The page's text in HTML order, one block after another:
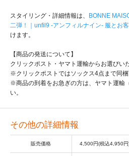
スタイリング・詳細情報は、
BONNE
二弾！｜unfil9 -アンフィルナイン- 服とお客
けます。
【商品の発送について】
クリックポスト・ヤマト運輸からお選びい
※クリックポストではソックス4点まで同梱
※商品の到着をお急ぎの方は、ヤマト運輸
い。
その他の詳細情報
販売価格 4,500円(税込4,950円